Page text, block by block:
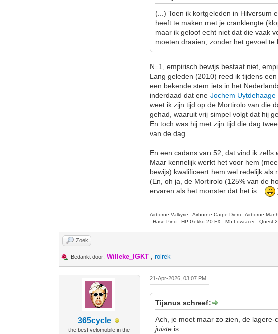
(...) Toen ik kortgeleden in Hilversum
heeft te maken met je cranklengte
maar ik geloof echt niet dat die vaak
moeten draaien, zonder het gevoel te
N=1, empirisch bewijs bestaat niet,
Lang geleden (2010) reed ik tijdens
een bekende stem iets in het
inderdaad dat eneJochem Uytdehaage
weet ik zijn tijd op de Mortirolo van die
gehad, waaruit vrij simpel volgt dat hij
En toch was hij met zijn tijd die dag
van de dag.
En een cadans van 52, dat vind ik zelfs
Maar kennelijk werkt het voor hem
bewijs) kwalificeert hem wel redelijk als
(En, oh ja, de Mortirolo (125% van de
ervaren als het monster dat het is...
Airborne Valkyrie - Airborne Carpe Diem - Airborne
- Hase Pino - HP Gekko 20 FX - M5 Lowracer - Quest
Zoek
Bedankt door: Willeke_IGKT ,rolrek
365cycle
the best velomobile in the
21-Apr-2026, 03:07 PM
Tijanus schreef:
Ach, je moet maar zo zien, de
juiste is.